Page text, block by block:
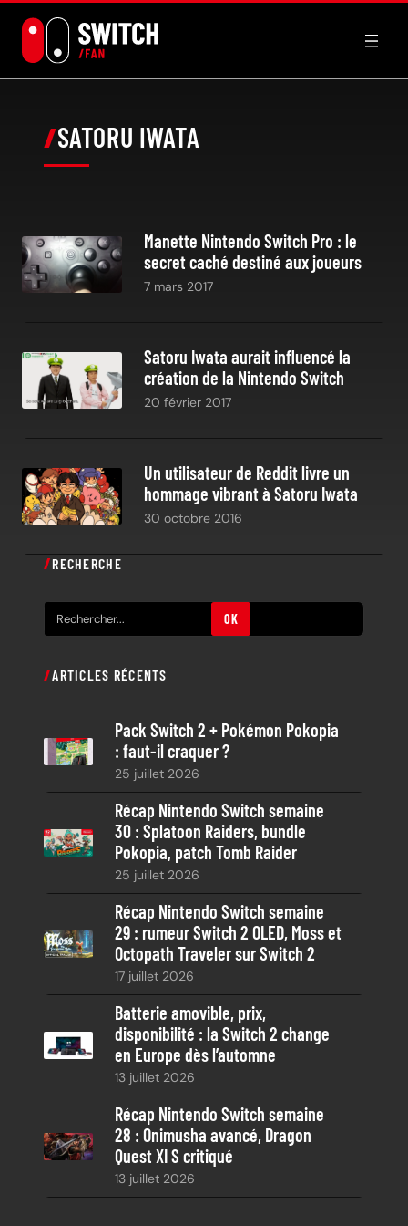
contenu
SATORU IWATA
Manette Nintendo Switch Pro : le
secret caché destiné aux joueurs
7 mars 2017
Satoru Iwata aurait influencé la
création de la Nintendo Switch
20 février 2017
Un utilisateur de Reddit livre un
hommage vibrant à Satoru Iwata
30 octobre 2016
RECHERCHE
e
h
OK
ARTICLES RÉCENTS
Pack Switch 2 + Pokémon Pokopia
: faut-il craquer ?
25 juillet 2026
Récap Nintendo Switch semaine
30 : Splatoon Raiders, bundle
Pokopia, patch Tomb Raider
25 juillet 2026
Récap Nintendo Switch semaine
29 : rumeur Switch 2 OLED, Moss et
Octopath Traveler sur Switch 2
17 juillet 2026
Batterie amovible, prix,
disponibilité : la Switch 2 change
en Europe dès l’automne
13 juillet 2026
Récap Nintendo Switch semaine
28 : Onimusha avancé, Dragon
Quest XI S critiqué
13 juillet 2026